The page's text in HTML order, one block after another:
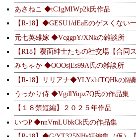
あさねこ ◆tC1gMIWp2k氏作品
【R-18】◆GESU1/dEaEのゲスくない
元七英雄嫁 ◆VcggpY/XNkの雑談所
【R18】覆面紳士たちの社交場【合同ス
みちゃか ◆OOOsjEs99A氏の雑談所
【R-18】リリアナ◆YLYxhfTQHkの隔
うっかり侍 ◆VgdlYupz7Q氏の作品集
【１８禁短編】２０２５年作品
いつP ◆nnVmLUbkCk氏の作品集